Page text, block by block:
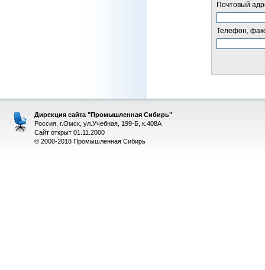
Почтовый
Телефон,
Дирекция сайта "Промышленная Сибирь"
Россия, г.Омск, ул.Учебная, 199-Б, к.408А
Сайт открыт 01.11.2000
© 2000-2018 Промышленная Сибирь